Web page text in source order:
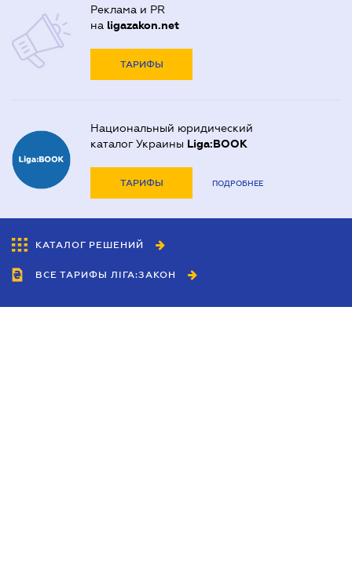
Реклама и PR
на ligazakon.net
ТАРИФЫ
Национальный юридический
каталог Украины Liga:BOOK
ТАРИФЫ ПОДРОБНЕЕ
КАТАЛОГ РЕШЕНИЙ
ВСЕ ТАРИФЫ ЛІГА:ЗАКОН